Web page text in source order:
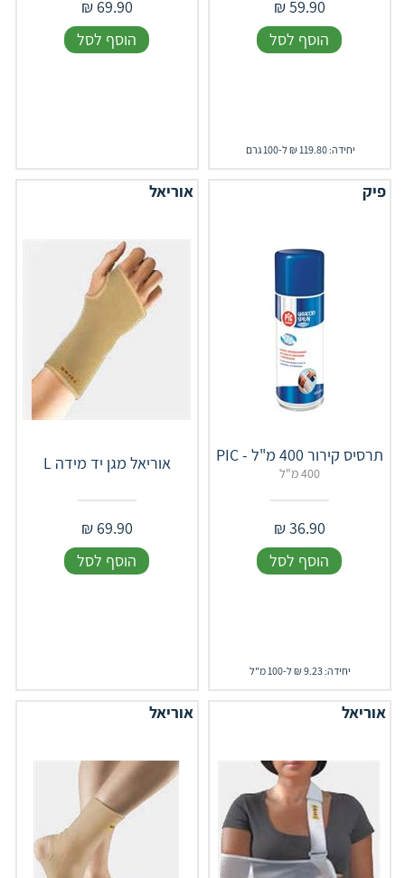
59.90
₪
הוסף לסל
יחידה: 119.80 ₪ ל-100 גרם
69.90
₪
הוסף לסל
פיק
תרסיס קירור 400 מ"ל - PIC
400 מ"ל
36.90
₪
הוסף לסל
יחידה: 9.23 ₪ ל-100 מ"ל
אוריאל
אוריאל מגן יד מידה L
69.90
₪
הוסף לסל
אוריאל אוריאל